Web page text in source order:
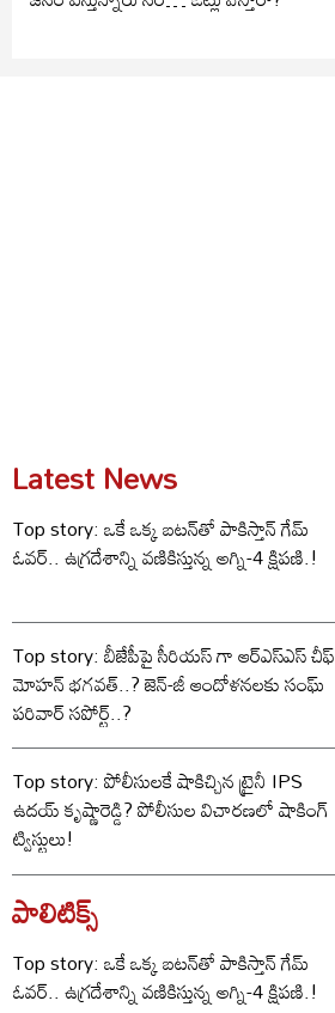
Latest News
Top story: ఒకే ఒక్క బటన్‌తో పాకిస్తాన్ గేమ్
ఓవర్.. ఉగ్రదేశాన్ని వణికిస్తున్న అగ్ని-4 క్షిపణి.!
Top story: బీజేపీపై సీరియస్ గా ఆర్‌ఎస్‌ఎస్ చీఫ్
మోహన్ భగవత్..? జెన్-జీ ఆందోళనలకు సంఘ్
పరివార్ సపోర్ట్..?
Top story: పోలీసులకే షాకిచ్చిన ట్రైనీ IPS
ఉదయ్ కృష్ణారెడ్డి? పోలీసుల విచారణలో షాకింగ్
ట్విస్టులు!
పాలిటిక్స్‌
Top story: ఒకే ఒక్క బటన్‌తో పాకిస్తాన్ గేమ్
ఓవర్.. ఉగ్రదేశాన్ని వణికిస్తున్న అగ్ని-4 క్షిపణి.!